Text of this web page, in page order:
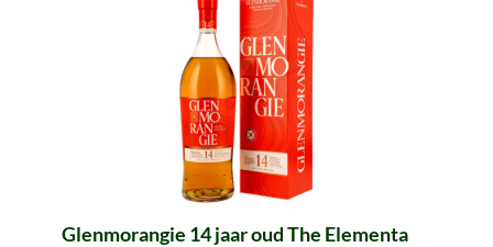
Glenmorangie 14 jaar oud The Elementa